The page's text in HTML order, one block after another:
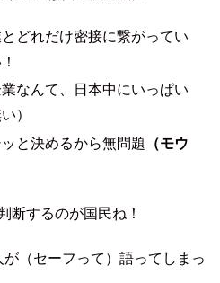
どれだけ密接に繋がってい
なんて、日本中にいっぱい
）
と決めるから無問題
（モウ
断するのが国民ね！
（セーフって）語ってしまっ